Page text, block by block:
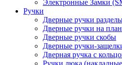
Электронные Замки
Ручки
Дверные ручки
Дверные ручки на
Дверные ручки скобы
Дверные ручки-
Дверная ручка с
Ручки люка